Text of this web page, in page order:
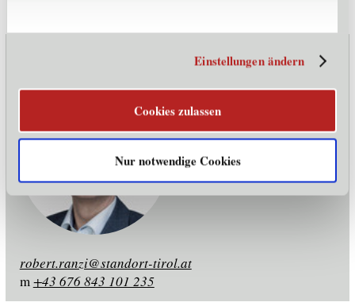
Einstellungen ändern
Cookies zulassen
Nur notwendige Cookies
Kontakt
Mag. Robert Ranzi
Cluster Wellness &
Wohlbefinden Tirol
Standortagentur Tirol
robert.ranzi@standort-tirol.at
m+43 676 843 101 235